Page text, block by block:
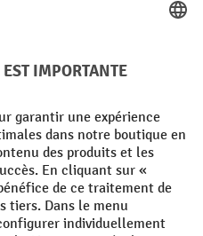
qui leur permet de
sans laisser de
les avantages